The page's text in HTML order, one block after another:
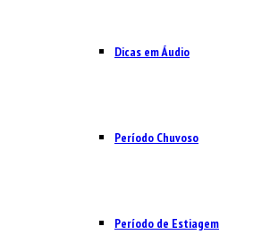
Dicas em Áudio
Período Chuvoso
Período de Estiagem